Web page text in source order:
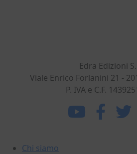
Edra Edizioni
Viale Enrico Forlanini 21 -
P. IVA e C.F.
Chi siamo